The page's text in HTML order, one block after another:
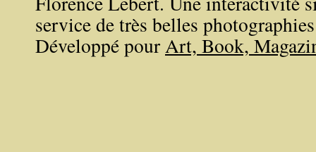
service de très belles
Développé pourArt, Book,